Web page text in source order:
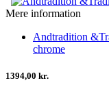
Mere information
Andtradition
chrome
1394,00 kr.